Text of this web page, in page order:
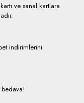
ve sanal kartlara
indirimlerini